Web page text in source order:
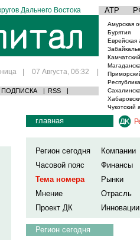
Дальнего Востока АТР
| 07 Августа, 06:32 |
ПОДПИСКА | RSS |
Амурская
Бурятия
Еврейская
Чукотский
главная
Регион сегодня
Компании
Часовой пояс
Финансы
Тема номера
Рынки
Мнение
Отрасль
Проект ДК
Инновации
Регион сегодня